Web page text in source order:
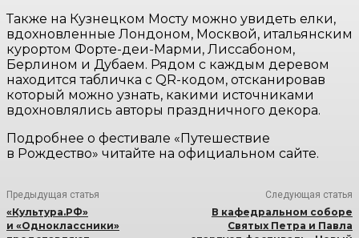
Также на Кузнецком Мосту можно увидеть елки,
вдохновленные Лондоном, Москвой, итальянским
курортом Форте-деи-Марми, Лиссабоном,
Берлином и Дубаем. Рядом с каждым деревом
находится табличка с QR-кодом, отсканировав
который можно узнать, какими источниками
вдохновлялись авторы праздничного декора.
Подробнее о фестивале «Путешествие
в Рождество» читайте на официальном сайте.
Предыдущая статья
«Культура.РФ»
и «Одноклассники»
Следующая статья
В кафедральном соборе
Святых Петра и Павла